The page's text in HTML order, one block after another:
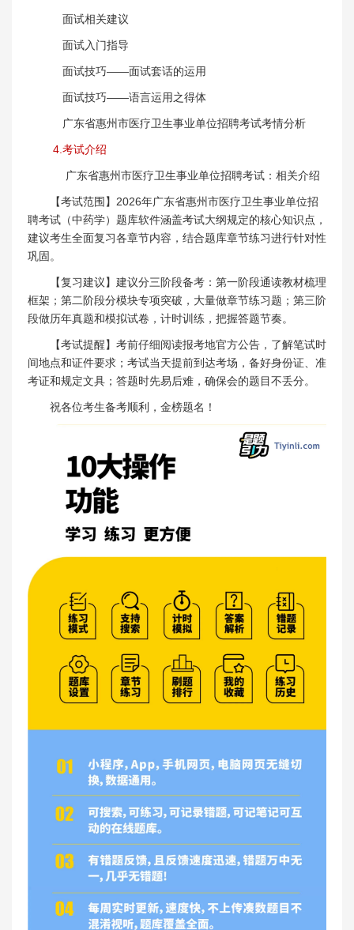
面试相关建议
面试入门指导
面试技巧——面试套话的运用
面试技巧——语言运用之得体
广东省惠州市医疗卫生事业单位招聘考试考情分析
4.考试介绍
广东省惠州市医疗卫生事业单位招聘考试：相关介绍
【考试范围】2026年广东省惠州市医疗卫生事业单位招
聘考试（中药学）题库软件涵盖考试大纲规定的核心知识点，
建议考生全面复习各章节内容，结合题库章节练习进行针对性
巩固。
【复习建议】建议分三阶段备考：第一阶段通读教材梳理
框架；第二阶段分模块专项突破，大量做章节练习题；第三阶
段做历年真题和模拟试卷，计时训练，把握答题节奏。
【考试提醒】考前仔细阅读报考地官方公告，了解笔试时
间地点和证件要求；考试当天提前到达考场，备好身份证、准
考证和规定文具；答题时先易后难，确保会的题目不丢分。
祝各位考生备考顺利，金榜题名！